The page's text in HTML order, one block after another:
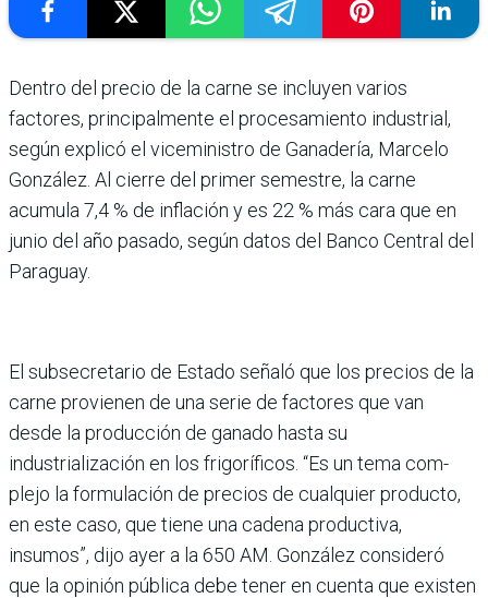
Dentro del precio de la carne se incluyen varios
factores, prin­cipalmente el procesamiento industrial,
según explicó el viceministro de Ganadería, Marcelo
González. Al cierre del primer semestre, la carne
acumula 7,4 % de inflación y es 22 % más cara que en
junio del año pasado, según datos del Banco Central del
Paraguay.
El subsecretario de Estado señaló que los precios de la
carne provienen de una serie de factores que van
desde la producción de ganado hasta su
industrialización en los fri­goríficos. “Es un tema com­
plejo la formulación de pre­cios de cualquier producto,
en este caso, que tiene una cadena productiva,
insumos”, dijo ayer a la 650 AM. Gon­zález consideró
que la opinión pública debe tener en cuenta que existen